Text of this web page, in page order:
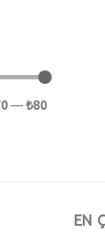
—₺80
EN